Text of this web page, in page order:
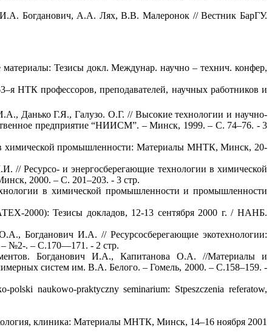
И.А. Богданович, А.А. Лях, В.В. Малеронок // Вестник БарГУ.
Тезисы докл. Междунар. научно – технич. конфер,
НТК профессоров, преподавателей, научных работников и
Данько Г.Я., Галузо. О.Г. // Высокие технологии и научно-
предприятие “НИИСМ”. – Минск, 1999. – С. 74–76. - 3
в химической промышленности: Материалы МНТК, Минск, 20-
// Ресурсо- и энергосберегающие технологии в химической
2000. – С. 201–203. - 3 стр.
в химической промышленности и промышленности
2000): Тезисы докладов, 12-13 сентября 2000 г. / НАНБ.
Богданович И.А. // Ресурсосберегающие экотехнологии:
– №2-. – С.170—171. - 2 стр.
Богданович И.А., Капитанова О.А. //Материалы и
систем им. В.А. Белого. – Гомель, 2000. – С.158–159. -
naukowo-praktyczny seminarium: Stpeszczenia referatow,
клиника: Материалы МНТК, Минск, 14–16 ноября 2001